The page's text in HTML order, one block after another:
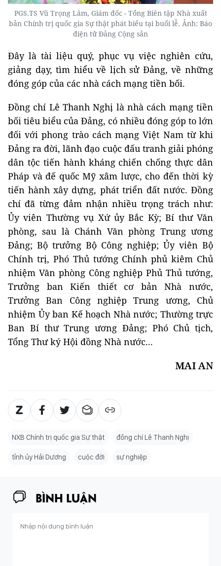
PGS.TS Vũ Trọng Lâm, Giám đốc - Tổng Biên tập Nhà xuất
bản Chính trị quốc gia Sự thật phát biểu tại buổi lễ. Ảnh: Báo
điện tử Đảng Cộng sản
Đây là tài liệu quý, phục vụ việc nghiên cứu,
giảng dạy, tìm hiểu về lịch sử Đảng, về những
đóng góp của các nhà cách mạng tiền bối.
Đồng chí Lê Thanh Nghị là nhà cách mạng tiền
bối tiêu biểu của Đảng, có nhiều đóng góp to lớn
đối với phong trào cách mạng Việt Nam từ khi
Đảng ra đời, lãnh đạo cuộc đấu tranh giải phóng
dân tộc tiến hành kháng chiến chống thực dân
Pháp và đế quốc Mỹ xâm lược, cho đến thời kỳ
tiến hành xây dựng, phát triển đất nước. Đồng
chí đã từng đảm nhận nhiều trọng trách như:
Ủy viên Thường vụ Xứ ủy Bắc Kỳ; Bí thư Văn
phòng, sau là Chánh Văn phòng Trung ương
Đảng; Bộ trưởng Bộ Công nghiệp; Ủy viên Bộ
Chính trị, Phó Thủ tướng Chính phủ kiêm Chủ
nhiệm Văn phòng Công nghiệp Phủ Thủ tướng,
Trưởng ban Kiến thiết cơ bản Nhà nước,
Trưởng Ban Công nghiệp Trung ương, Chủ
nhiệm Ủy ban Kế hoạch Nhà nước; Thường trực
Ban Bí thư Trung ương Đảng; Phó Chủ tịch,
Tổng Thư ký Hội đồng Nhà nước...
MAI AN
NXB Chính trị quốc gia Sự thật đồng chí Lê Thanh Nghị
tỉnh ủy Hải Dương cuộc đời sự nghiệp
BÌNH LUẬN